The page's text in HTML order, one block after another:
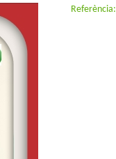
Referència: